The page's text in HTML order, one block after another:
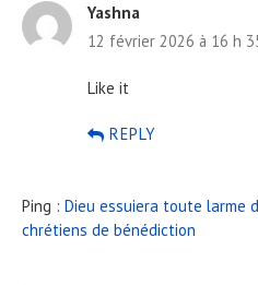
Yashna
12 février 2026 à 16 h
Like it
REPLY
Ping : Dieu essuiera toute larme
chrétiens de bénédiction